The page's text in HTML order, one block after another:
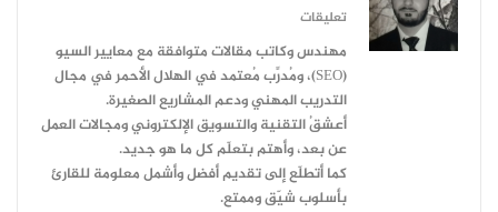
تعليقات
مهندس وكاتب مقالات متوافقة مع معايير السيو
(SEO)، ومُدرِّب مُعتمد في الهلال الأحمر في مجال
التدريب المهني ودعم المشاريع الصغيرة.
أعشقُ التقنية والتسويق الإلكتروني ومجالات العمل
عن بعد، وأهتم بتعلّم كل ما هو جديد.
كما أتطلّع إلى تقديم أفضل وأشمل معلومة للقارئ
بأسلوب شيّق وممتع.